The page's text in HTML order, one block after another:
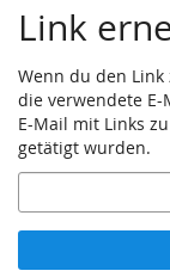
Link
Wenn du den
die verwendete
E-Mail mit Links
getätigt wurden.
E-
Mail